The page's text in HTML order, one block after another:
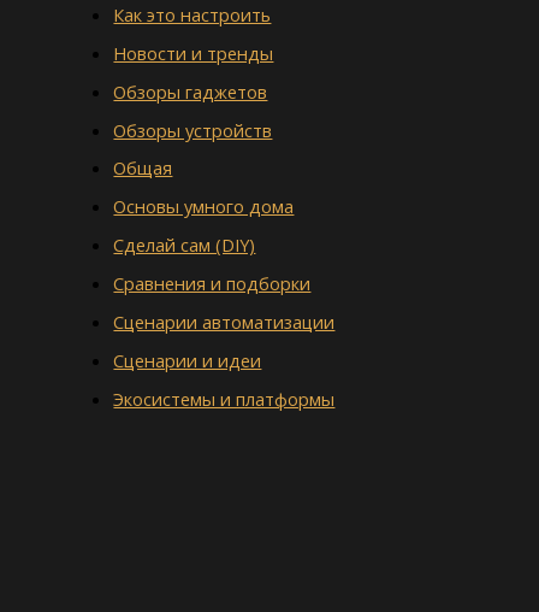
Как это настроить
Новости и тренды
Обзоры гаджетов
Обзоры устройств
Общая
Основы умного дома
Сделай сам (DIY)
Сравнения и подборки
Сценарии автоматизации
Сценарии и идеи
Экосистемы и платформы